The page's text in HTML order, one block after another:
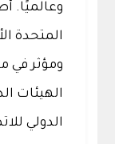
المتحدة
ومؤثر في
الهيئات
الدولي